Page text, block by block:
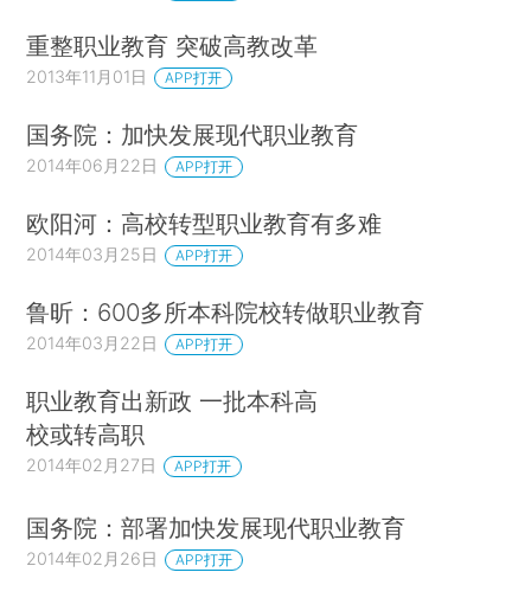
重整职业教育 突破高教改革
2013年11月01日 APP打开
国务院：加快发展现代职业教育
2014年06月22日 APP打开
欧阳河：高校转型职业教育有多难
2014年03月25日 APP打开
鲁昕：600多所本科院校转做职业教育
2014年03月22日 APP打开
职业教育出新政 一批本科高
校或转高职
2014年02月27日 APP打开
国务院：部署加快发展现代职业教育
2014年02月26日 APP打开